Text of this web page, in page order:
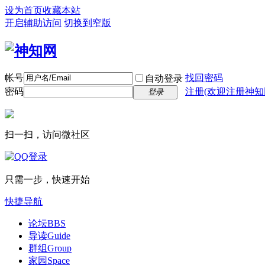
设为首页收藏本站
开启辅助访问 切换到窄版
帐号 自动登录 找回密码
密码
登录 注册(欢迎注册神
扫一扫，访问微社区
只需一步，快速开始
快捷导航
论坛BBS
导读Guide
群组Group
家园 Space